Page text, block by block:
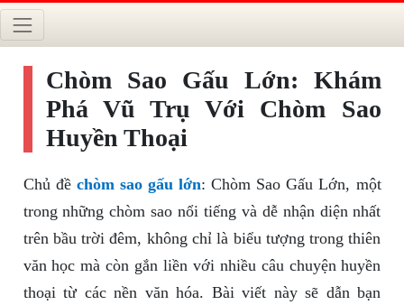
Chòm Sao Gấu Lớn: Khám
Phá Vũ Trụ Với Chòm Sao
Huyền Thoại
Chủ đề chòm sao gấu lớn: Chòm Sao Gấu Lớn, một
trong những chòm sao nổi tiếng và dễ nhận diện nhất
trên bầu trời đêm, không chỉ là biểu tượng trong thiên
văn học mà còn gắn liền với nhiều câu chuyện huyền
thoại từ các nền văn hóa. Bài viết này sẽ dẫn bạn